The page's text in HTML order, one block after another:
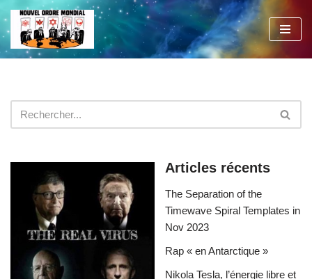
Aller
au
Articles récents
The Separation of the
Timewave Spiral Templates in
Nov 2023
Rap « en Antarctique »
Nikola Tesla, l’énergie libre et